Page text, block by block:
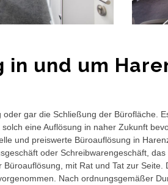
in und um
gar die Schließung der Bürofläche.
eine Auflösung in naher Zukunft
und preiswerte Büroauflösung in
oder Schreibwarengeschäft,
mit Rat und Tat zur
Nach ordnungsgemäßer